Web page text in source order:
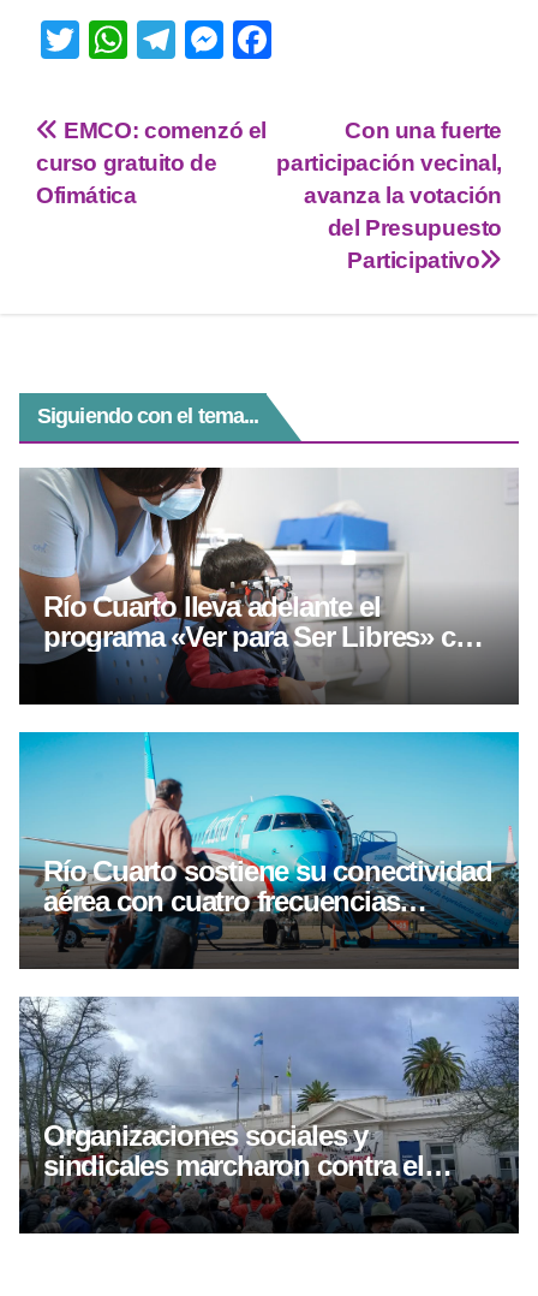
T
tt
er
W
at
s
A
T
e
gr
M
ss
e
Con una fuerte
participación vecinal,
avanza la votación
del Presupuesto
Participativo
EMCO: comenzó el
curso gratuito de
Ofimática
Siguiendo con el tema...
Río Cuarto lleva adelante el
programa «Ver para Ser Libres» con
controles oftalmológicos y entrega
gratuita de lentes
Río Cuarto sostiene su conectividad
aérea con cuatro frecuencias
semanales hacia Buenos Aires
Organizaciones sociales y
sindicales marcharon contra el
proyecto de inviolavilidad de
propiedad privada